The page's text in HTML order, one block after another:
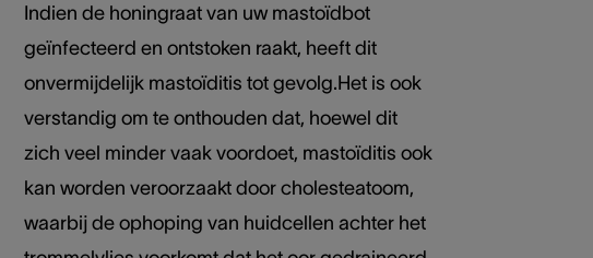
Indien de honingraat van uw mastoïdbot
geïnfecteerd en ontstoken raakt, heeft dit
onvermijdelijk mastoïditis tot gevolg.Het is ook
verstandig om te onthouden dat, hoewel dit
zich veel minder vaak voordoet, mastoïditis ook
kan worden veroorzaakt door cholesteatoom,
waarbij de ophoping van huidcellen achter het